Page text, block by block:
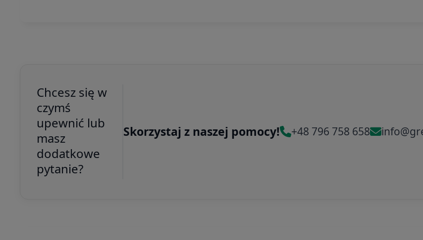
Chcesz się w
czymś
upewnić lub
masz
dodatkowe
pytanie?
Skorzystaj z naszej pomocy! +48 796 758 658